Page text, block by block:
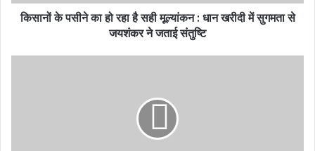
किसानों के पसीने का हो रहा है सही मूल्यांकन : धान खरीदी में सुगमता से
जयशंकर ने जताई संतुष्टि